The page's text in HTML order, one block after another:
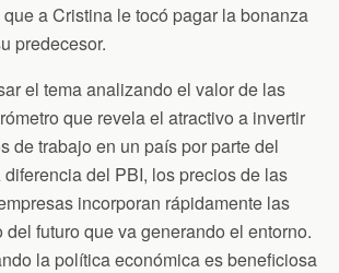
a Cristina le tocó pagar la bonanza
predecesor.
el tema analizando el valor de las
que revela el atractivo a invertir
de trabajo en un país por parte del
del PBI, los precios de las
incorporan rápidamente las
futuro que va generando el entorno.
la política económica es beneficiosa